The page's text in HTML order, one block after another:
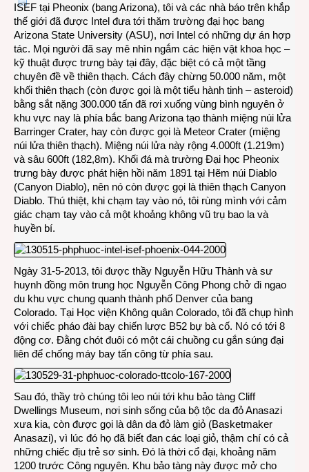
ISEF tại Pheonix (bang Arizona), tôi và các nhà báo trên khắp
thế giới đã được Intel đưa tới thăm trường đại học bang
Arizona State University (ASU), nơi Intel có những dự án hợp
tác. Mọi người đã say mê nhìn ngắm các hiện vật khoa học –
kỹ thuật được trưng bày tại đây, đặc biệt có cả một tầng
chuyên đề về thiên thạch. Cách đây chừng 50.000 năm, một
khối thiên thạch (còn được gọi là một tiểu hành tinh – asteroid)
bằng sắt nặng 300.000 tấn đã rơi xuống vùng bình nguyên ở
khu vực nay là phía bắc bang Arizona tạo thành miệng núi lửa
Barringer Crater, hay còn được gọi là Meteor Crater (miệng
núi lửa thiên thạch). Miệng núi lửa này rộng 4.000ft (1.219m)
và sâu 600ft (182,8m). Khối đá mà trường Đại học Pheonix
trưng bày được phát hiện hồi năm 1891 tại Hẽm núi Diablo
(Canyon Diablo), nên nó còn được gọi là thiên thạch Canyon
Diablo. Thú thiệt, khi chạm tay vào nó, tôi rùng mình với cảm
giác chạm tay vào cả một khoảng không vũ trụ bao la và
huyền bí.
Ngày 31-5-2013, tôi được thầy Nguyễn Hữu Thành và sư
huynh đồng môn trung học Nguyễn Công Phong chở đi ngao
du khu vực chung quanh thành phố Denver của bang
Colorado. Tại Học viện Không quân Colorado, tôi đã chụp hình
với chiếc pháo đài bay chiến lược B52 bự bà cố. Nó có tới 8
động cơ. Đằng chót đuôi có một cái chuồng cu gắn súng đại
liên để chống máy bay tấn công từ phía sau.
Sau đó, thầy trò chúng tôi leo núi tới khu bảo tàng Cliff
Dwellings Museum, nơi sinh sống của bộ tộc da đỏ Anasazi
xưa kia, còn được gọi là dân da đỏ làm giỏ (Basketmaker
Anasazi), vì lúc đó họ đã biết đan các loại giỏ, thậm chí có cả
những chiếc địu trẻ sơ sinh. Đó là thời cổ đại, khoảng năm
1200 trước Công nguyên. Khu bảo tàng này được mở cho